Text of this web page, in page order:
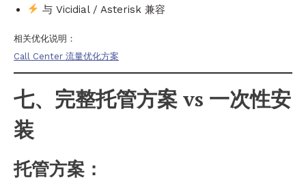
与 Vicidial / Asterisk 兼容
相关优化说明：
Call Center 流量优化方案
七、完整托管方案 vs 一次性安
装
托管方案：